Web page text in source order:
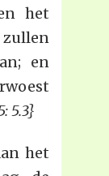
het
en
5.3}
het